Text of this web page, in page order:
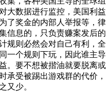
大数据进行监控，美国利益
了奖金的内部人举报等，律
信息的，只负责赚案发后的
规则必然会对自己有利，全
一个规则下玩，因此谁主导
。要不想被揩油就要脱离或
承受被踢出游戏群的代价，
又少。